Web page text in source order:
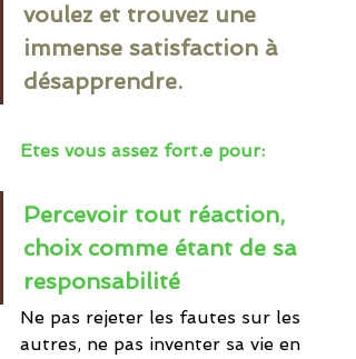
voulez et trouvez une
immense satisfaction à
désapprendre.
Etes vous assez fort.e pour:
Percevoir tout réaction,
choix comme étant de sa
responsabilité
Ne pas rejeter les fautes sur les
autres, ne pas inventer sa vie en